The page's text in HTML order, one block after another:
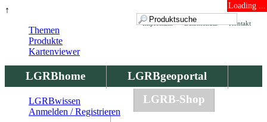
↑ Loading ...
Kontakt
Datenschutz
Impressum
LGRBhome
LGRBgeoportal
LGRBbohrungen
LGRB-Shop
Themen
Produkte
Kartenviewer
LGRBwissen
Anmelden / Registrieren